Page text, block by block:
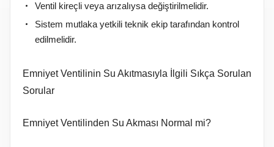
Ventil kireçli veya arızalıysa değiştirilmelidir.
Sistem mutlaka yetkili teknik ekip tarafından kontrol
edilmelidir.
Emniyet Ventilinin Su Akıtmasıyla İlgili Sıkça Sorulan
Sorular
Emniyet Ventilinden Su Akması Normal mi?